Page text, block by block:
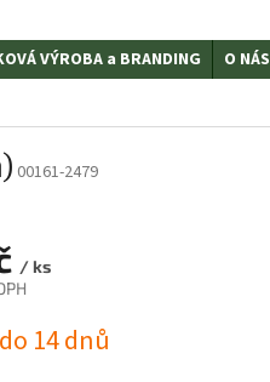
VÝROBA a BRANDING
O NÁS
00161-2479
/ ks
14 dnů